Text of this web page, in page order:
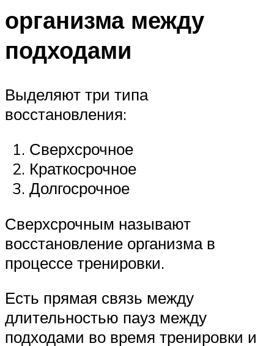
организма между
подходами
Выделяют три типа
восстановления:
Сверхсрочное
Краткосрочное
Долгосрочное
Сверхсрочным называют
восстановление организма в
процессе тренировки.
Есть прямая связь между
длительностью пауз между
подходами во время тренировки и